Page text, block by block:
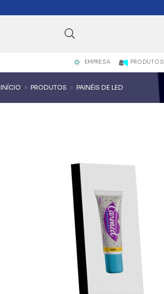
EMPRESA PRODUTOS
INÍCIO » PRODUTOS » PAINÉIS DE LED